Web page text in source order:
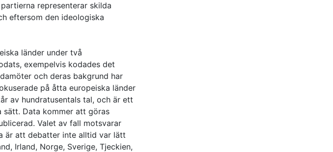
representerar skilda
eftersom den ideologiska
länder under två
exempelvis kodades det
och deras bakgrund har
på åtta europeiska länder
av hundratusentals tal, och är ett
sätt. Data kommer att göras
Valet av fall motsvarar
är att debatter inte alltid var lätt
Irland, Norge, Sverige, Tjeckien,